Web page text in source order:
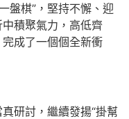
盤棋”，堅持不懈、迎
積聚氣力，高低齊
成了一個個全新衝
研討，繼續發揚“掛幫